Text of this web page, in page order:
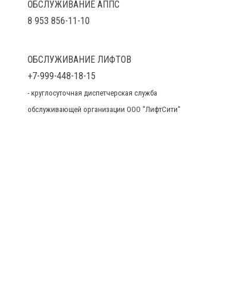
ОБСЛУЖИВАНИЕ АППС
8 953 856-11-10
ОБСЛУЖИВАНИЕ ЛИФТОВ
+7-999-448-18-15
- круглосуточная диспетчерская служба
обслуживающей организации ООО "ЛифтСити"